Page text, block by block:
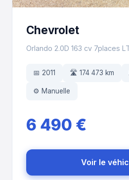
Chevrolet
Orlando 2.0D 163 cv 7places
📅 2011 🛣️ 174 473 km
⚙️ Manuelle
6 490 €
Voir le